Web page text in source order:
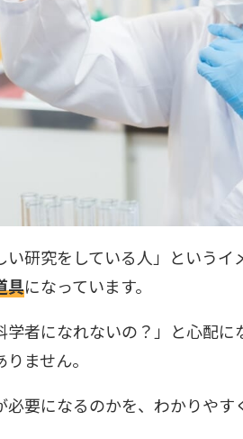
研究をしている人」というイ
具になっています。
学者になれないの？」と心配
ません。
要になるのかを、わかりやす